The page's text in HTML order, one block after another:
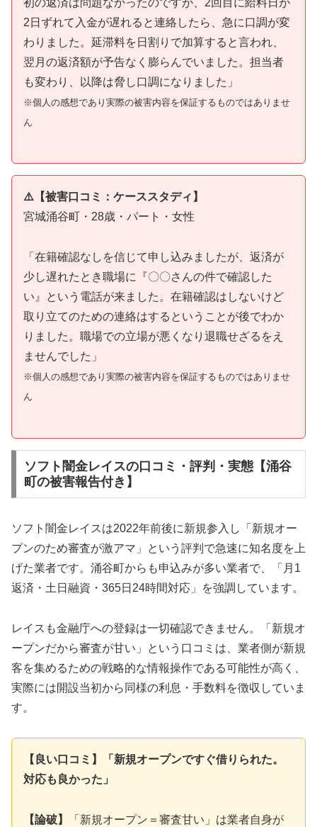
2日ずれて入金が遅れると連絡したら、急に口調が変
わりました。延滞料を日割りで加算すると言われ、
翌月の返済額が予告なく膨らんでいました。担当者
も変わり、以降は脅し口調になりました」
※個人の感想であり実際の被害内容を保証するものではありませ
ん
⚠️【被害口コミ：ケーススタディ】
宮城涌谷町・28歳・パート・女性
「在籍確認なしを信じて申し込みましたが、返済が
少し遅れたとき職場に『〇〇さんの件で確認した
い』という電話が来ました。在籍確認はしないけど
取り立てのための連絡はするということが後でわか
りました。職場での立場が悪くなり退職せざるをえ
ませんでした」
※個人の感想であり実際の被害内容を保証するものではありませ
ん
ソフト闇金レイスの口コミ・評判・実態【涌谷
町の被害報告付き】
ソフト闇金レイスは2022年前後に新規参入し「新規オー
プンのため審査が激アマ」という評判で急速に知名度を上
げた業者です。涌谷町からも申込みが多い業者で、「月1
返済・土日融資・365日24時間対応」を強調しています。
レイスも金融庁への登録は一切確認できません。「新規オ
ープンだから審査が甘い」という口コミは、業者側が新規
客を集めるための戦略的な情報操作である可能性が高く、
実際には開設当初から同様の利息・手数料を徴収していま
す。
【良い口コミ】「新規オープンですぐ借りられた。
対応も良かった」
【論破】
「新規オープン＝審査甘い」は業者自身が